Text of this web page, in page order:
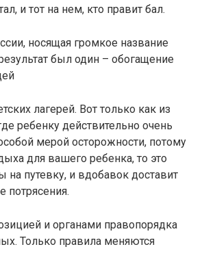
и тот на нем, кто правит бал.
носящая громкое название
был один – обогащение
лагерей. Вот только как из
ребенку действительно очень
мерой осторожности, потому
для вашего ребенка, то это
путевку, и вдобавок доставит
потрясения.
и органами правопорядка
Только правила меняются